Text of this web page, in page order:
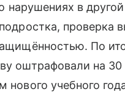
нарушениях в
проверка
По
оштрафовали на
учебного